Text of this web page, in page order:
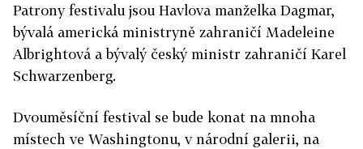
Patrony festivalu jsou Havlova manželka Dagmar,
bývalá americká ministryně zahraničí Madeleine
Albrightová a bývalý český ministr zahraničí Karel
Schwarzenberg.
Dvouměsíční festival se bude konat na mnoha
místech ve Washingtonu, v národní galerii, na